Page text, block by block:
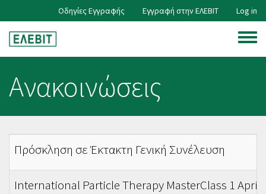
to
main
content
User
account
menu
Οδηγίες Εγγραφής Εγγραφή στην ΕΛΕΒΙΤ Log in
Toggle
menu
Ανακοινώσεις
Πρόσκληση σε Έκτακτη Γενική Συνέλευση
International Particle Therapy MasterClass 1 April